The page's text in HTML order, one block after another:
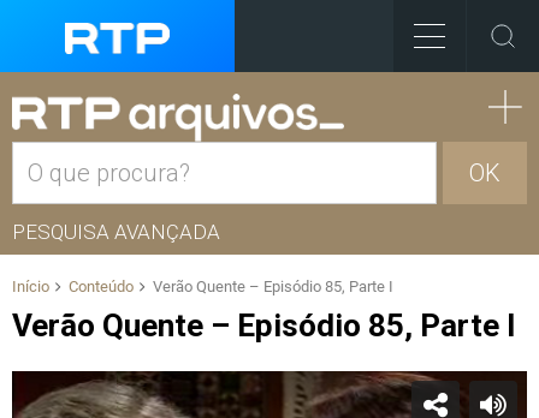
OK
PESQUISA AVANÇADA
Início Conteúdo Verão Quente – Episódio 85, Parte I
Verão Quente – Episódio 85, Parte I